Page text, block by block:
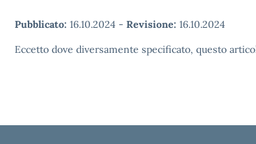
Pubblicato: 16.10.2024 - Revisione: 16.10.2024
Eccetto dove diversamente specificato, questo